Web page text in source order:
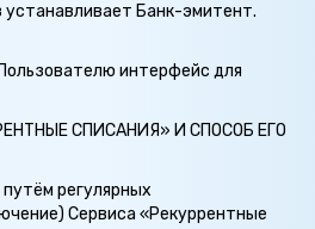
устанавливает Банк-эмитент.
интерфейс для
СПИСАНИЯ» И СПОСОБ ЕГО
регулярных
Сервиса «Рекуррентные